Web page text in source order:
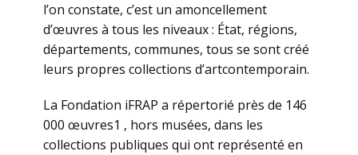
l’on constate, c’est un amoncellement
d’œuvres à tous les niveaux : État, régions,
départements, communes, tous se sont créé
leurs propres collections d’artcontemporain.
La Fondation iFRAP a répertorié près de 146
000 œuvres1 , hors musées, dans les
collections publiques qui ont représenté en